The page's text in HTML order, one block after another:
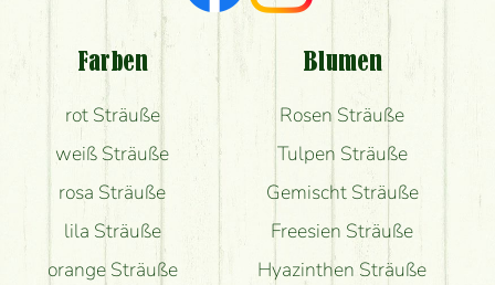
Welche Rückmeldungen bekomme ich zum
Blumenversand?
Bekomme ich wirklich, was auf dem Bild zu sehen
Farben
rot Sträuße
weiß Sträuße
rosa Sträuße
lila Sträuße
orange Sträuße
Blumen
Rosen Sträuße
Tulpen Sträuße
Gemischt Sträuße
Freesien Sträuße
Hyazinthen Sträuße